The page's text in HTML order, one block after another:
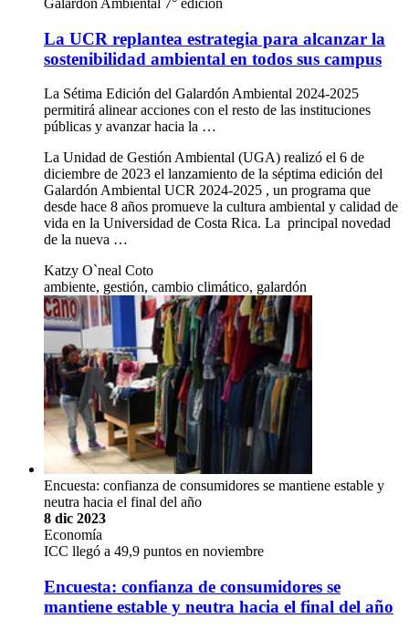
Galardón Ambiental 7° edición
La UCR replantea estrategia para alcanzar la
sostenibilidad ambiental en todos sus campus
La Sétima Edición del Galardón Ambiental 2024-2025
permitirá alinear acciones con el resto de las instituciones
públicas y avanzar hacia la …
La Unidad de Gestión Ambiental (UGA) realizó el 6 de
diciembre de 2023 el lanzamiento de la séptima edición del
Galardón Ambiental UCR 2024-2025 , un programa que
desde hace 8 años promueve la cultura ambiental y calidad de
vida en la Universidad de Costa Rica. La principal novedad
de la nueva …
Katzy O`neal Coto
ambiente, gestión, cambio climático, galardón
Encuesta: confianza de consumidores se mantiene estable y
neutra hacia el final del año
8 dic 2023
Economía
ICC llegó a 49,9 puntos en noviembre
Encuesta: confianza de consumidores se
mantiene estable y neutra hacia el final del año